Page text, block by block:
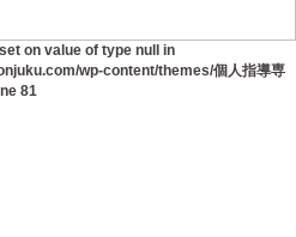
on value of type null in
wp-content/themes/個人指導専
81